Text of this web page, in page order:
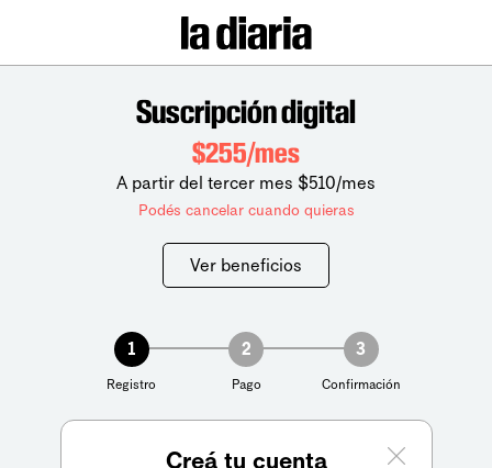
Suscripción digital
$255/mes
A partir del tercer mes $510/mes
Podés cancelar cuando quieras
Ver beneficios
1
Registro
2
Pago
3
Confirmación
Creá tu cuenta